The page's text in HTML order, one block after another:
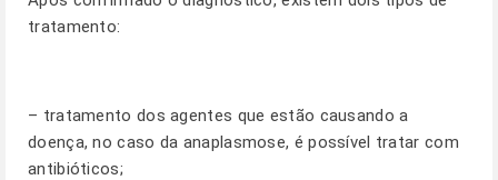
tratamento:
– tratamento dos agentes que estão causando a
doença, no caso da anaplasmose, é possível tratar com
antibióticos;